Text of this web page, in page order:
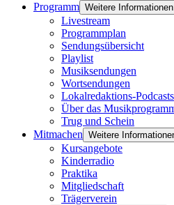
Programm Weitere
Livestream
Programmplan
Sendungsübersicht
Playlist
Musiksendungen
Wortsendungen
Lokalredaktions-Podcasts
Über das
Trug und Schein
Mitmachen Weitere
Kursangebote
Kinderradio
Praktika
Mitgliedschaft
Trägerverein